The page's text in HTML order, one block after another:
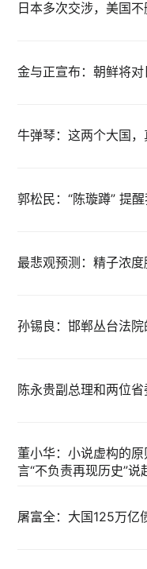
日本多次交涉，美国不
金与正宣布：朝鲜将对
牛弹琴：这两个大国，
郭松民：“陈璇蹲” 提
最悲观预测：精子浓度
孙锡良：邯郸丛台法
陈永贵副总理和两位
董小华：小说虚构的
言“不负责再现历史”说
屠富全：大国125万亿